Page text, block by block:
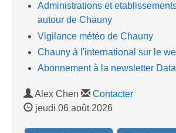
Administrations et
autour de Chauny
Vigilance météo de Chauny
Chauny à l'international sur le
Abonnement à la newsletter
Alex Chen
Contacter
jeudi 06 août 2026